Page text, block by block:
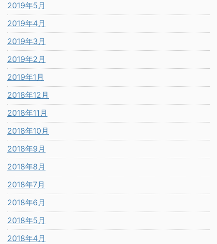
2019年5月
2019年4月
2019年3月
2019年2月
2019年1月
2018年12月
2018年11月
2018年10月
2018年9月
2018年8月
2018年7月
2018年6月
2018年5月
2018年4月